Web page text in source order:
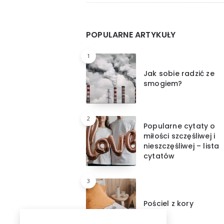
Widgets
POPULARNE ARTYKUŁY
1
Jak sobie radzić ze
smogiem?
2
Popularne cytaty o
miłości szczęśliwej i
nieszczęśliwej – lista
cytatów
3
Pościel z kory